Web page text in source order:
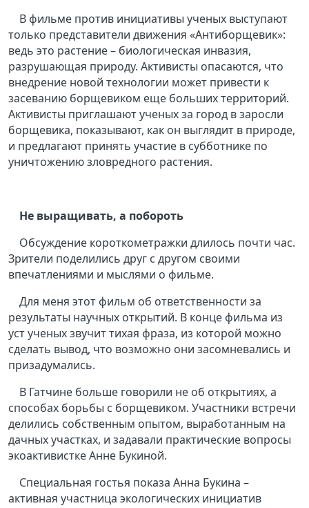
В фильме против инициативы ученых выступают
только представители движения «Антиборщевик»:
ведь это растение – биологическая инвазия,
разрушающая природу. Активисты опасаются, что
внедрение новой технологии может привести к
засеванию борщевиком еще больших территорий.
Активисты приглашают ученых за город в заросли
борщевика, показывают, как он выглядит в природе,
и предлагают принять участие в субботнике по
уничтожению зловредного растения.
Не выращивать, а побороть
Обсуждение короткометражки длилось почти час.
Зрители поделились друг с другом своими
впечатлениями и мыслями о фильме.
Для меня этот фильм об ответственности за
результаты научных открытий. В конце фильма из
уст ученых звучит тихая фраза, из которой можно
сделать вывод, что возможно они засомневались и
призадумались.
В Гатчине больше говорили не об открытиях, а
способах борьбы с борщевиком. Участники встречи
делились собственным опытом, выработанным на
дачных участках, и задавали практические вопросы
экоактивистке Анне Букиной.
Специальная гостья показа Анна Букина –
активная участница экологических инициатив